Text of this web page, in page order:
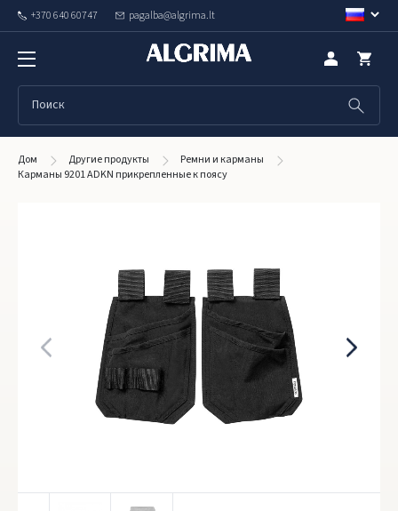
+370 640 60747 pagalba@algrima.lt
Дом Другие продукты
Ремни и карманы
Карманы 9201 ADKN прикрепленные к поясу